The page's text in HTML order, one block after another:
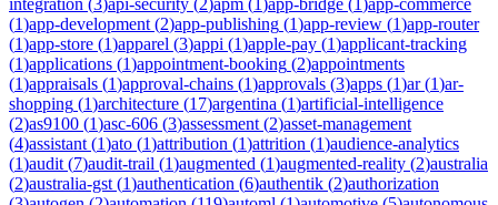
(1)app-development (2)app-publishing (1)app-review (1)app-router
(1)app-store (1)apparel (3)appi (1)apple-pay (1)applicant-tracking
(1)applications (1)appointment-booking (2)appointments
(1)appraisals (1)approval-chains (1)approvals (3)apps (1)ar(1)ar-
shopping (1)architecture (17)argentina (1)artificial-intelligence
(2)as9100 (1)asc-606 (3)assessment (2)asset-management
(4)assistant (1)ato (1)attribution (1)attrition (1)audience-analytics
(1)audit (7)audit-trail (1)augmented (1)augmented-reality (2)australia
(2)australia-gst (1)authentication (6)authentik (2)authorization